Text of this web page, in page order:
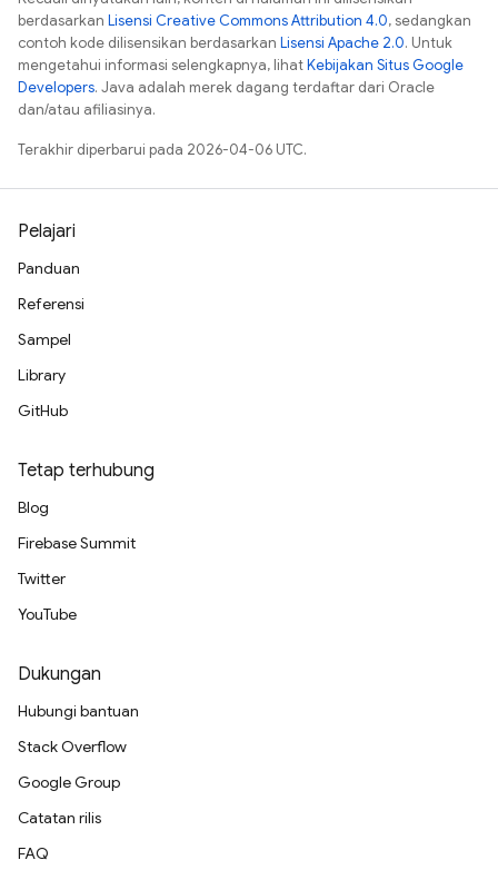
berdasarkan Lisensi Creative Commons Attribution 4.0, sedangkan
contoh kode dilisensikan berdasarkan Lisensi Apache 2.0. Untuk
mengetahui informasi selengkapnya, lihatKebijakan Situs Google
Developers. Java adalah merek dagang terdaftar dari Oracle
dan/atau afiliasinya.
Terakhir diperbarui pada 2026-04-06 UTC.
Pelajari
Panduan
Referensi
Sampel
Library
GitHub
Tetap terhubung
Blog
Firebase Summit
Twitter
YouTube
Dukungan
Hubungi bantuan
Stack Overflow
Google Group
Catatan rilis
FAQ